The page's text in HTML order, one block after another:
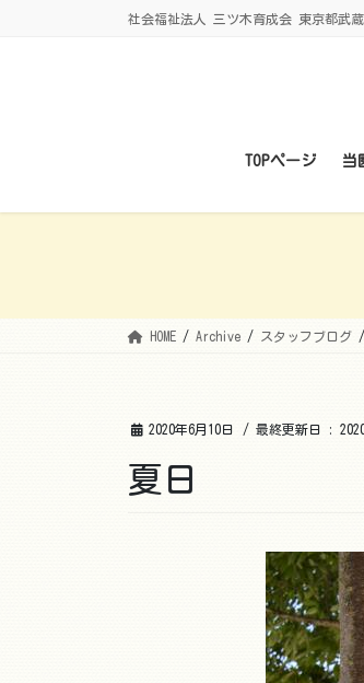
社会福祉法人 三ツ木育成会 東京都武
TOPページ 当
HOME Archive スタッフブログ
2020年6月10日 / 最終更新日 :
夏日